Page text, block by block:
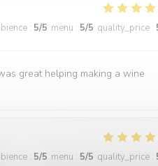
: 5/5 menu : 5/5 quality_price :
great helping making a wine
: 5/5 menu : 5/5 quality_price :